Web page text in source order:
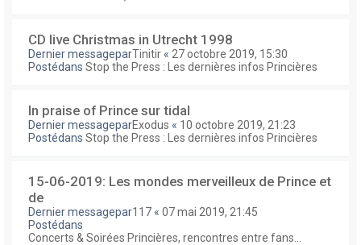
CD live Christmas in Utrecht 1998
Dernier messageparTinitir « 27 octobre 2019, 15:30
Postédans Stop the Press : Les dernières infos Princières
In praise of Prince sur tidal
Dernier messageparExodus « 10 octobre 2019, 21:23
Postédans Stop the Press : Les dernières infos Princières
15-06-2019: Les mondes merveilleux de Prince et
de
Dernier messagepar117 « 07 mai 2019, 21:45
Postédans
Concerts & Soirées Princières, rencontres entre fans...